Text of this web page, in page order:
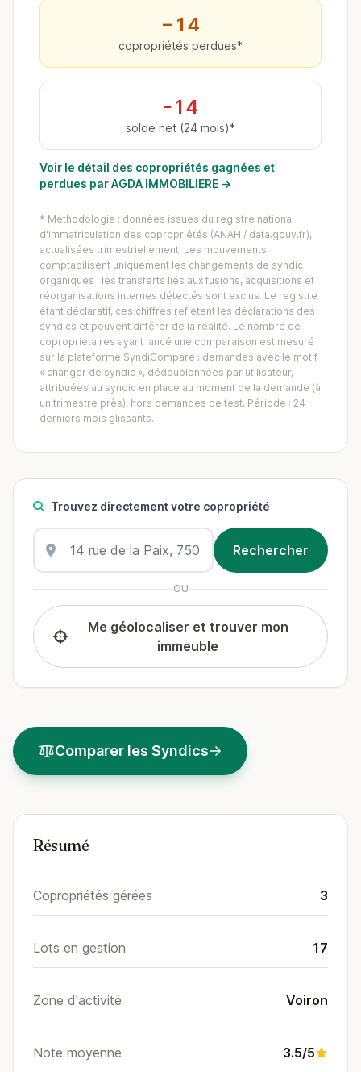
−14
copropriétés perdues*
-14
solde net (24 mois)*
Voir le détail des copropriétés gagnées et
perdues par AGDA IMMOBILIERE →
* Méthodologie : données issues du registre national
d'immatriculation des copropriétés (ANAH / data.gouv.fr),
actualisées trimestriellement. Les mouvements
comptabilisent uniquement les changements de syndic
organiques : les transferts liés aux fusions, acquisitions et
réorganisations internes détectés sont exclus. Le registre
étant déclaratif, ces chiffres reflètent les déclarations des
syndics et peuvent différer de la réalité. Le nombre de
copropriétaires ayant lancé une comparaison est mesuré
sur la plateforme SyndiCompare : demandes avec le motif
« changer de syndic », dédoublonnées par utilisateur,
attribuées au syndic en place au moment de la demande (à
un trimestre près), hors demandes de test. Période : 24
derniers mois glissants.
Trouvez directement votre copropriété
OU
Me géolocaliser et trouver mon
immeuble
Comparer les Syndics
Résumé
Copropriétés gérées 3
Lots en gestion 17
Zone d'activité Voiron
Note moyenne 3.5/5